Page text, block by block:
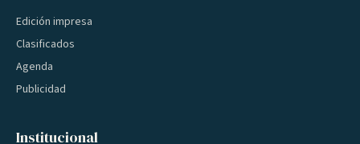
Edición impresa
Clasificados
Agenda
Publicidad
Institucional